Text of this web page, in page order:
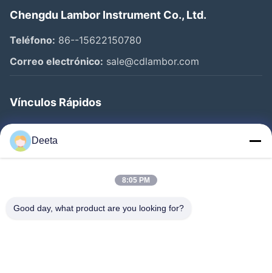
Chengdu Lambor Instrument Co., Ltd.
Teléfono: 86--15622150780
Correo electrónico: sale@cdlambor.com
Vínculos Rápidos
Inicio
Productos
Control De Calidad
Deeta
8:05 PM
Good day, what product are you looking for?